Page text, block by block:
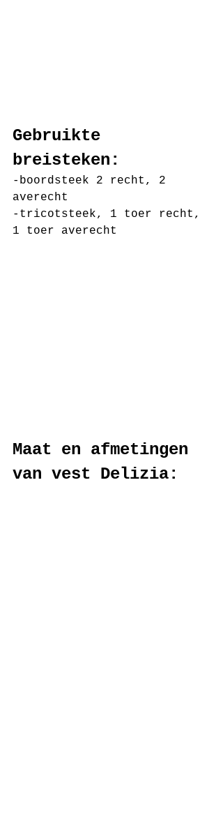
Gebruikte
breisteken:
-boordsteek 2 recht, 2
averecht
-tricotsteek, 1 toer recht,
1 toer averecht
Maat en afmetingen
van vest Delizia: